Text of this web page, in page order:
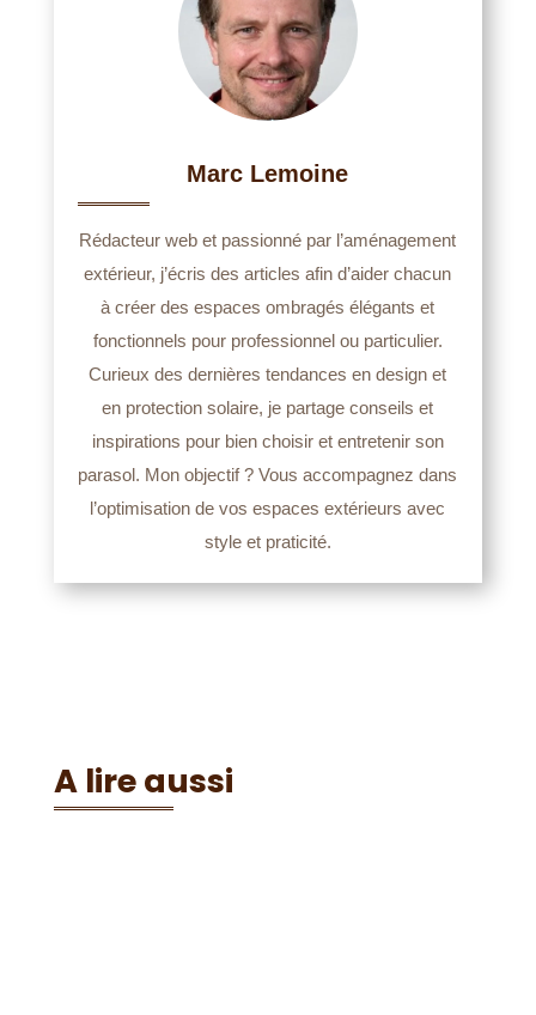
Marc Lemoine
Rédacteur web et passionné par l’aménagement
extérieur, j’écris des articles afin d’aider chacun
à créer des espaces ombragés élégants et
fonctionnels pour professionnel ou particulier.
Curieux des dernières tendances en design et
en protection solaire, je partage conseils et
inspirations pour bien choisir et entretenir son
parasol. Mon objectif ? Vous accompagnez dans
l’optimisation de vos espaces extérieurs avec
style et praticité.
A lire aussi